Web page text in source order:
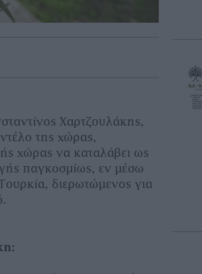
Χαρτζουλάκης,
της χώρας,
χώρας να καταλάβει ως
παγκοσμίως, εν μέσω
διερωτώμενος για